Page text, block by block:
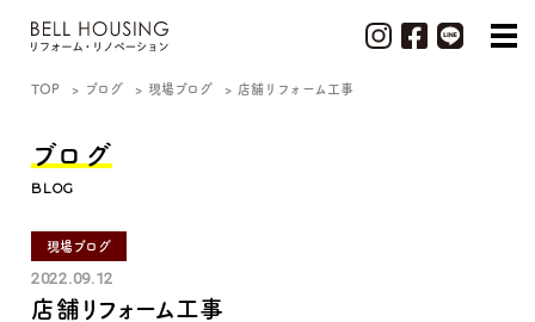
TOP ブログ 現場ブログ 店舗リフォーム工事
ブログ
BLOG
現場ブログ
2022.09.12
店舗リフォーム工事